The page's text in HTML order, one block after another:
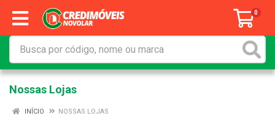
0
Nossas Lojas
INÍCIO NOSSAS LOJAS